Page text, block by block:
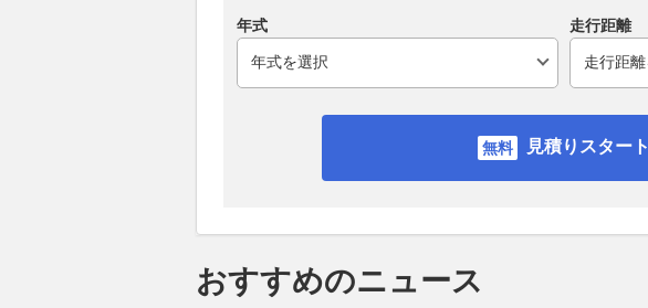
年式 走行距離
見積りスタート
おすすめのニュース